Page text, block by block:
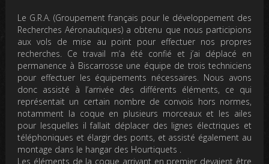
Le G.R.A. (Groupement français pour le développement des
Recherches Aéronautiques) a obtenu que nous participions
aux vols de mise au point pour effectuer nos propres
recherches. Ce travail m’a été confié et j’ai déplacé en
permanence à Biscarrosse une équipe de trois techniciens
pour effectuer les équipements nécessaires. Nous avons
donc assisté à l’arrivée des différents éléments, ce qui
représentait un certain nombre de convois hors normes,
notamment la coque en plusieurs morceaux et les ailes
pour lesquelles il fallait déplacer des lignes électriques et
téléphoniques et élargir des ponts, et assisté également au
montage dans le hangar des Hourtiquets .
Les éléments de la coque arrivant en premier devaient être